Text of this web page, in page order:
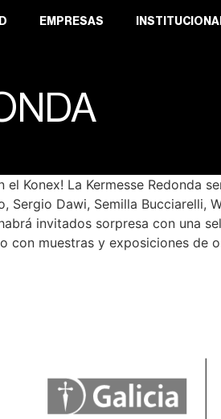
EMPRESAS
el Konex! La Kermesse Redonda
Sergio Dawi, Semilla
invitados sorpresa con una
con muestras y exposiciones